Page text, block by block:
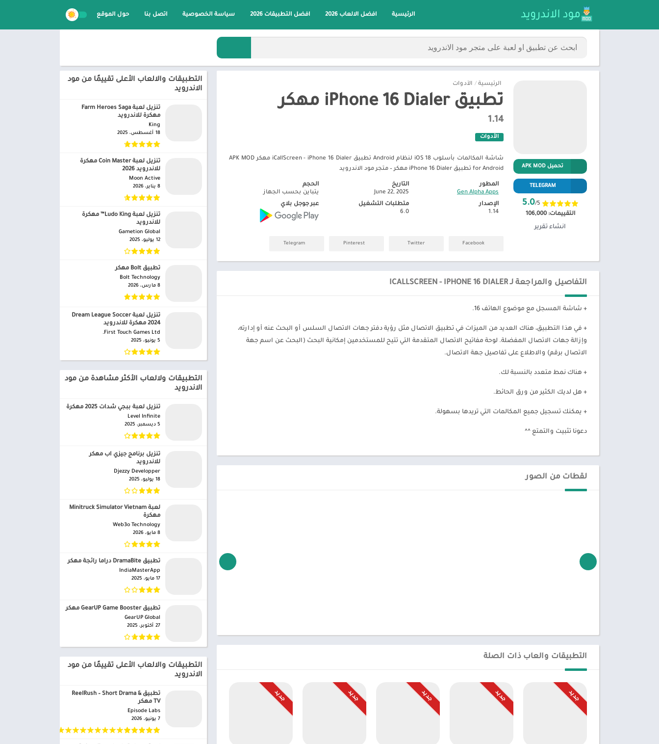
الرئيسية افضل الالعاب 2026 افضل التطبيقات 2026 سياسة الخصوصية اتصل بنا حول الموقع
الرئيسية / الأدوات
تطبيق iPhone 16 Dialer مهكر
1.14
الأدوات
شاشة المكالمات بأسلوب iOS 18 لنظام Android تطبيق iCallScreen - iPhone 16 Dialer مهكر APK MOD
for Android تطبيق iPhone 16 Dialer مهكر – متجر مود الاندرويد
تحميل APK MOD
TELEGRAM
5.0/5
التقييمات:106,000
انشاء تقرير
المطور
Gen Alpha Apps‏
التاريخ
June 22, 2025
الحجم
يتباين بحسب الجهاز
الإصدار
1.14
متطلبات التشغيل
6.0
عبر جوجل بلاي
Facebook
Twitter
Pinterest
Telegram
التفاصيل والمراجعة لـ ICALLSCREEN - IPHONE 16 DIALER
+ شاشة المسجل مع موضوع الهاتف 16.
+ في هذا التطبيق، هناك العديد من الميزات في تطبيق الاتصال مثل رؤية دفتر جهات الاتصال السلس أو البحث عنه أو إدارته،
وإزالة جهات الاتصال المفضلة. لوحة مفاتيح الاتصال المتقدمة التي تتيح للمستخدمين إمكانية البحث (البحث عن اسم جهة
الاتصال برقم) والاطلاع على تفاصيل جهة الاتصال.
+ هناك نمط متعدد بالنسبة لك.
+ هل لديك الكثير من ورق الحائط.
+ يمكنك تسجيل جميع المكالمات التي تريدها بسهولة.
دعونا تثبيت والتمتع ^^
لقطات من الصور
التطبيقات والعاب ذات الصلة
جـديـد جـديـد جـديـد جـديـد جـديـد
التطبيقات والالعاب الأعلى تقييمًا من مود
الاندرويد
تنزيل لعبة Farm Heroes Saga
مهكرة للاندرويد
King‏
18 أغسطس، 2025
تنزيل لعبة Coin Master مهكرة
للاندرويد 2026
Moon Active‏
8 يناير، 2026
تنزيل لعبة Ludo King™ مهكرة
للاندرويد
Gametion Global‏
12 يوليو، 2025
تطبيق Bolt مهكر
Bolt Technology‏
8 مارس، 2026
تنزيل لعبة Dream League Soccer
2024 مهكرة للاندرويد
First Touch Games Ltd.‏
5 يونيو، 2025
التطبيقات ولالعاب الأكثر مشاهدة من مود
الاندرويد
تنزيل لعبة ببجي شدات 2025 مهكرة
Level Infinite‏
5 ديسمبر، 2025
تنزيل برنامج جيزي اب مهكر
للاندرويد
Djezzy Developper‏
18 يوليو، 2025
لعبة Minitruck Simulator Vietnam
مهكرة
Web3o Technology‏
8 مايو، 2026
تطبيق DramaBite دراما رائجة مهكر
IndiaMasterApp‏
17 مايو، 2025
تطبيق GearUP Game Booster مهكر
GearUP Global‏
27 أكتوبر، 2025
التطبيقات والالعاب الأعلى تقييمًا من مود
الاندرويد
تطبيق ReelRush – Short Drama &
TV مهكر
Episode Labs‏
7 يونيو، 2026